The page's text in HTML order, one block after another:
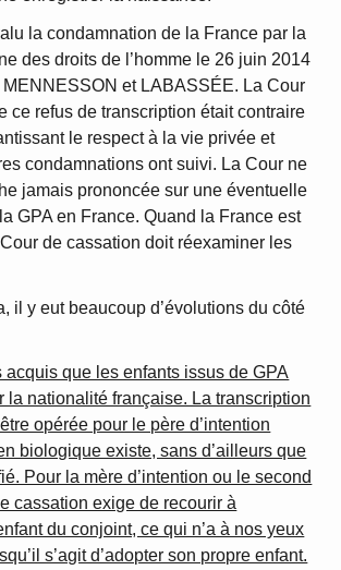
la condamnation de la France par la
des droits de l’homme le 26 juin 2014
et LABASSÉE. La Cour
ce refus de transcription était contraire
le respect à la vie privée et
condamnations ont suivi. La Cour ne
jamais prononcée sur une éventuelle
GPA en France. Quand la France est
de cassation doit réexaminer les
il y eut beaucoup d’évolutions du côté
acquis que les enfants issus de GPA
la nationalité française. La transcription
opérée pour le père d’intention
biologique existe, sans d’ailleurs que
Pour la mère d’intention ou le second
cassation exige de recourir à
du conjoint, ce qui n’a à nos yeux
s’agit d’adopter son propre enfant.